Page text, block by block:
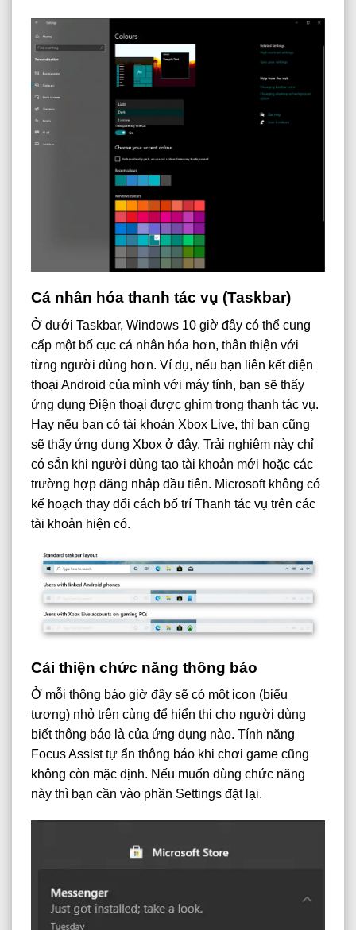
Cá nhân hóa thanh tác vụ (Taskbar)
Ở dưới Taskbar, Windows 10 giờ đây có thể cung
cấp một bố cục cá nhân hóa hơn, thân thiện với
từng người dùng hơn. Ví dụ, nếu bạn liên kết điện
thoại Android của mình với máy tính, bạn sẽ thấy
ứng dụng Điện thoại được ghim trong thanh tác vụ.
Hay nếu bạn có tài khoản Xbox Live, thì bạn cũng
sẽ thấy ứng dụng Xbox ở đây. Trải nghiệm này chỉ
có sẵn khi người dùng tạo tài khoản mới hoặc các
trường hợp đăng nhập đầu tiên. Microsoft không có
kế hoạch thay đổi cách bố trí Thanh tác vụ trên các
tài khoản hiện có.
Cải thiện chức năng thông báo
Ở mỗi thông báo giờ đây sẽ có một icon (biểu
tượng) nhỏ trên cùng để hiển thị cho người dùng
biết thông báo là của ứng dụng nào. Tính năng
Focus Assist tự ẩn thông báo khi chơi game cũng
không còn mặc định. Nếu muốn dùng chức năng
này thì bạn cần vào phần Settings đặt lại.